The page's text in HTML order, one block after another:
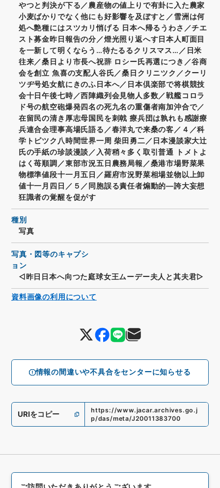
情報の間違いや不具合をセンターに知らせる
やつと判決が下る／農産物の値上りで有卦に入た農家
小麦ばかりでなく他にも好影響を及ぼすと／雪洲は何
処へ艶種にはスツカリ悄げる 日本へ帰るうわさ／チエ
スト募金昨日報告の分／燈光照り返へす日本人町面目
を一新して明くならう…待たるるクリスマス…／日米
往来／桑日より市長へ祝辞 ロシー氏再選につき／谷商
会を創立 魚喜の支配人谷氏／桑日クリニツク／クーリ
ツヂ号処女航にきのふ日本へ／日本倶楽部で将棋競技
会十日午後七時／西陣織列会見物人多数／戦艦コロラ
ド号の航空砲爆発四名の死九名の重傷者南加沖合で／
在留民の清き厚志母国民を刺戟 療兵団は孰れも感謝療
兵連合会理事高場氏語る／春洋丸で来桑の客／４／科
学トピツク八時間世界一周 柴田勇二／日本漫談家大辻
氏の手紙の珍談漫談／入荷稍々多く取引普通 トメトよ
はく苺順調／東部市況五日農務局報／桑港市場野菜果
物標準値段十一月五日／羅府市況野菜相場並物以上卸
値十一月四日／５／同胞誤る責任者煽動的―誇大妄想
狂識者の覚醒を促がす
種別
写真
写真・図等のキャプシ
ョン
◁昨日日本へ向つた庭球女王ムーデー夫人と其夫君▷
URIをコピー
https://www.jacar.archives.go.j
p/das/meta/J20011383700
資料画像の利用について